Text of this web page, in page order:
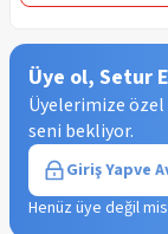
Üye ol, Setur
Üyelerimize
seni bekliyor.
Giriş Yapve
Henüz üye değil